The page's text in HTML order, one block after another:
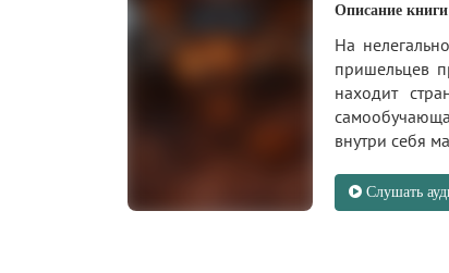
Описание книги
На
пришельцев
находит
внутри себя
Слушать